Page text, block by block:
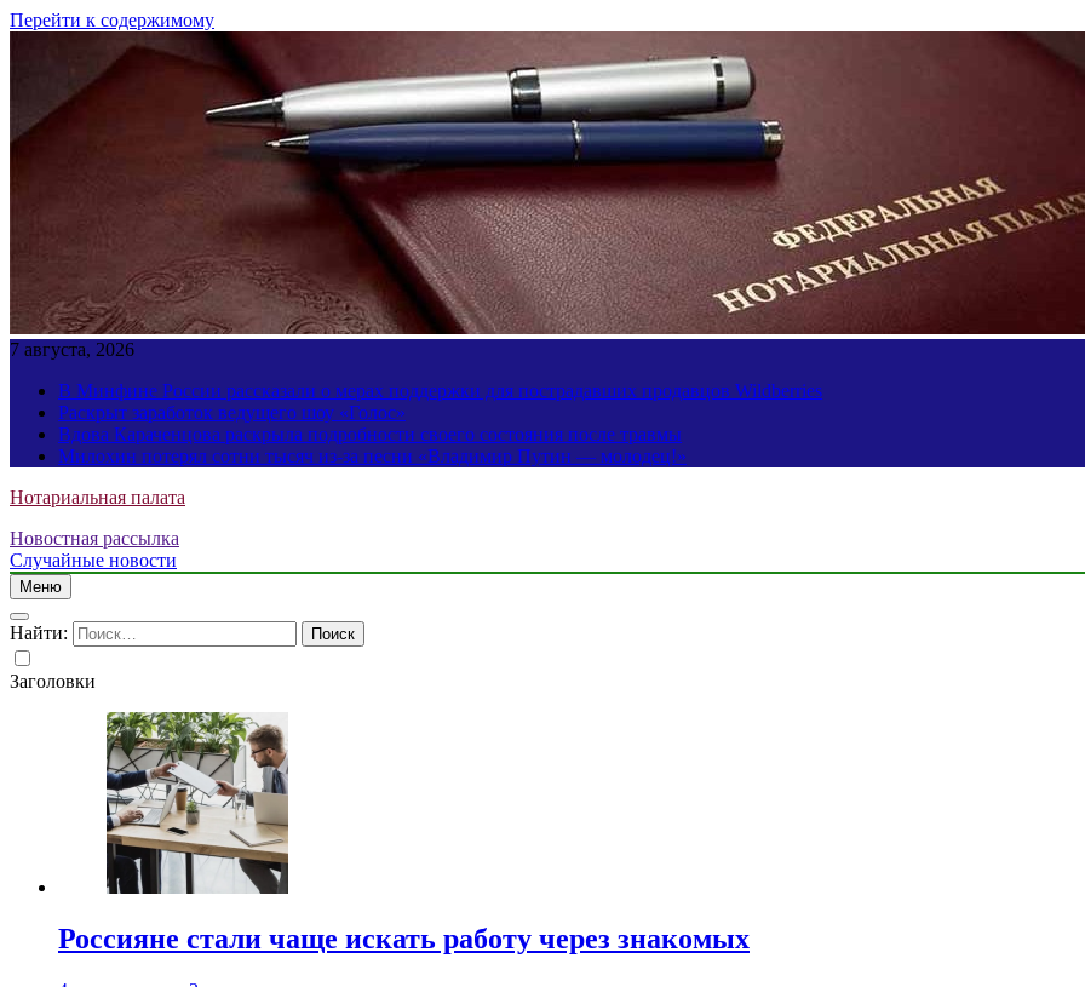
Перейти к содержимому
7 августа, 2026
В Минфине России рассказали о мерах поддержки для пострадавших продавцов Wildberries
Раскрыт заработок ведущего шоу «Голос»
Вдова Караченцова раскрыла подробности своего состояния после травмы
Милохин потерял сотни тысяч из-за песни «Владимир Путин — молодец!»
Нотариальная палата
Новостная рассылка
Случайные новости
Меню
Найти:
Заголовки
Россияне стали чаще искать работу через знакомых